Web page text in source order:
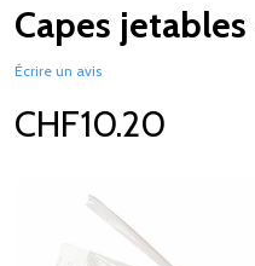
Capes
Écrire un avis
CHF10.20